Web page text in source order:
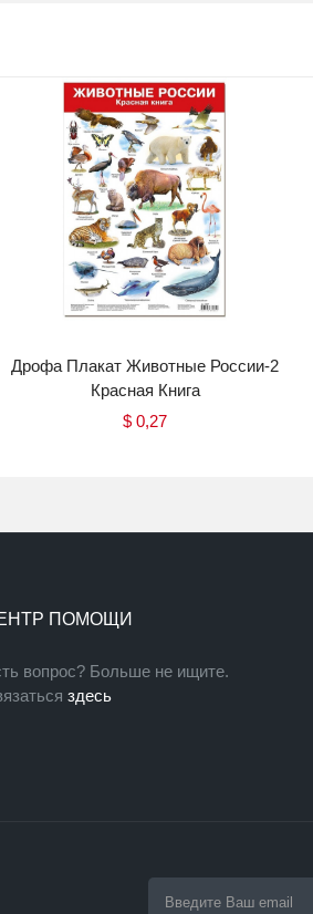
Дрофа Плакат Животные России-2
Красная Книга
$ 0,27
ПОМОЩИ
вопрос? Больше не ищите.
здесь